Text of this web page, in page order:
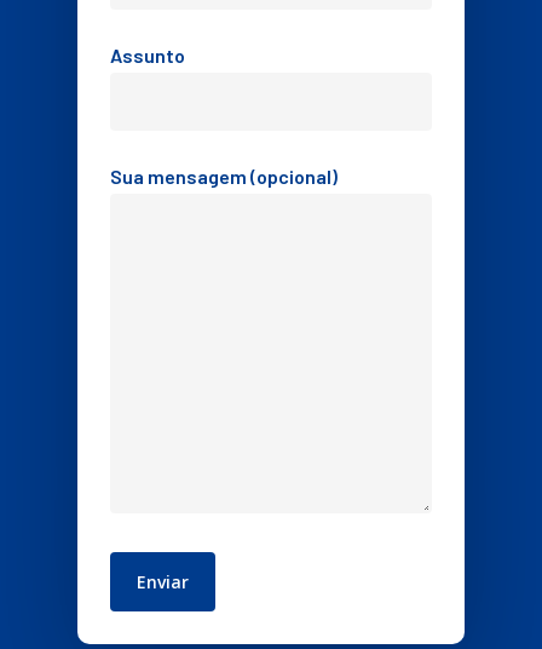
Assunto
Sua mensagem (opcional)